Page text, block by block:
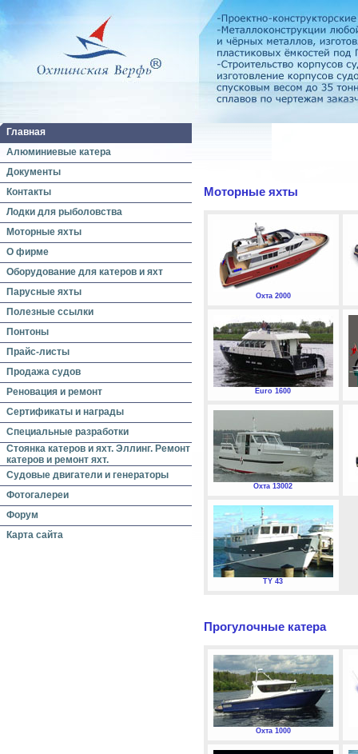
Главная
Алюминиевые катера
Документы
Контакты
Лодки для рыболовства
Моторные яхты
О фирме
Оборудование для катеров и яхт
Парусные яхты
Полезные ссылки
Понтоны
Прайс-листы
Продажа судов
Реновация и ремонт
Сертификаты и награды
Специальные разработки
Стоянка катеров и яхт. Эллинг. Ремонт
катеров и ремонт яхт.
Судовые двигатели и генераторы
Фотогалереи
Форум
Карта сайта
Моторные яхты
Охта 2000
Euro 1600
Охта 13002
TY 43
Прогулочные катера
Охта 1000